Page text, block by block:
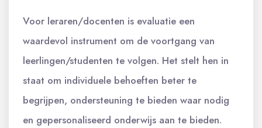
Voor leraren/docenten is evaluatie een
waardevol instrument om de voortgang van
leerlingen/studenten te volgen. Het stelt hen in
staat om individuele behoeften beter te
begrijpen, ondersteuning te bieden waar nodig
en gepersonaliseerd onderwijs aan te bieden.